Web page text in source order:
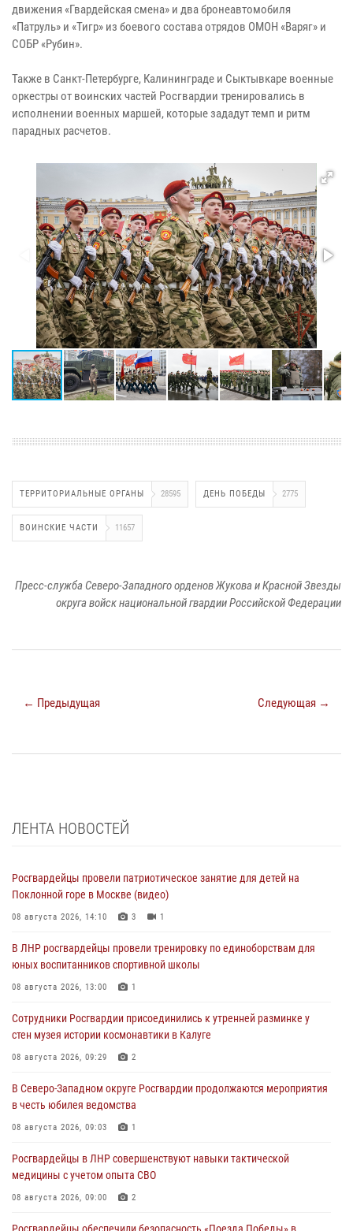
движения «Гвардейская смена» и два бронеавтомобиля
«Патруль» и «Тигр» из боевого состава отрядов ОМОН «Варяг» и
СОБР «Рубин».
Также в Санкт-Петербурге, Калининграде и Сыктывкаре военные
оркестры от воинских частей Росгвардии тренировались в
исполнении военных маршей, которые зададут темп и ритм
парадных расчетов.
ТЕРРИТОРИАЛЬНЫЕ ОРГАНЫ 28595 ДЕНЬ ПОБЕДЫ 2775
ВОИНСКИЕ ЧАСТИ 11657
Пресс-служба Северо-Западного орденов Жукова и Красной Звезды
округа войск национальной гвардии Российской Федерации
← Предыдущая Следующая →
ЛЕНТА НОВОСТЕЙ
Росгвардейцы провели патриотическое занятие для детей на
Поклонной горе в Москве (видео)
08 августа 2026, 14:10 3 1
В ЛНР росгвардейцы провели тренировку по единоборствам для
юных воспитанников спортивной школы
08 августа 2026, 13:00 1
Сотрудники Росгвардии присоединились к утренней разминке у
стен музея истории космонавтики в Калуге
08 августа 2026, 09:29 2
В Северо-Западном округе Росгвардии продолжаются мероприятия
в честь юбилея ведомства
08 августа 2026, 09:03 1
Росгвардейцы в ЛНР совершенствуют навыки тактической
медицины с учетом опыта СВО
08 августа 2026, 09:00 2
Росгвардейцы обеспечили безопасность «Поезда Победы» в